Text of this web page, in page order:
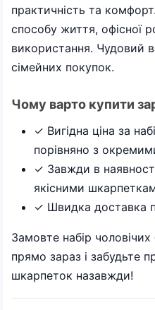
практичність та
способу життя, офісної
використання. Чудовий
сімейних покупок.
Чому варто купити
✓ Вигідна ціна за
порівняно з
✓ Завжди в
якісними
✓ Швидка доставка
Замовте набір
прямо зараз і забудьте
шкарпеток назавжди!